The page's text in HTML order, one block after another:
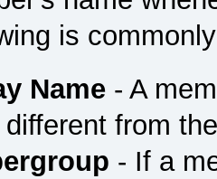
is
Name- A
from
- If a